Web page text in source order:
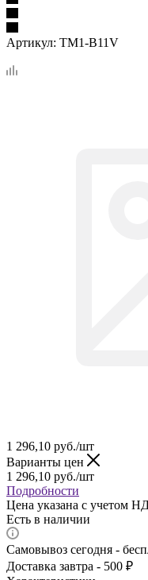
Артикул: TM1-B11V
1 296,10 руб./шт
Варианты цен
1 296,10 руб./шт
Подробности
Цена указана с учетом
Есть в наличии
Самовывоз сегодня -
Доставка завтра - 500 ₽